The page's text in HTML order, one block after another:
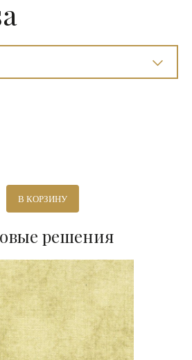
В КОРЗИНУ
решения